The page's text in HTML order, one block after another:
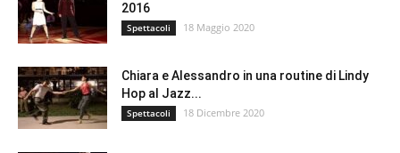
2016
Spettacoli 18 Maggio 2020
Chiara e Alessandro in una routine di Lindy
Hop al Jazz...
Spettacoli 18 Dicembre 2020